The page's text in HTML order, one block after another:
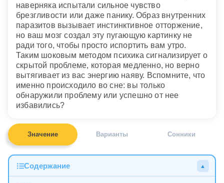
наверняка испытали сильное чувство
брезгливости или даже панику. Образ внутренних
паразитов вызывает инстинктивное отторжение,
но ваш мозг создал эту пугающую картинку не
ради того, чтобы просто испортить вам утро.
Таким шоковым методом психика сигнализирует о
скрытой проблеме, которая медленно, но верно
вытягивает из вас энергию наяву. Вспомните, что
именно происходило во сне: вы только
обнаружили проблему или успешно от нее
избавились?
Значение Варианты Сонники
Содержание ▲